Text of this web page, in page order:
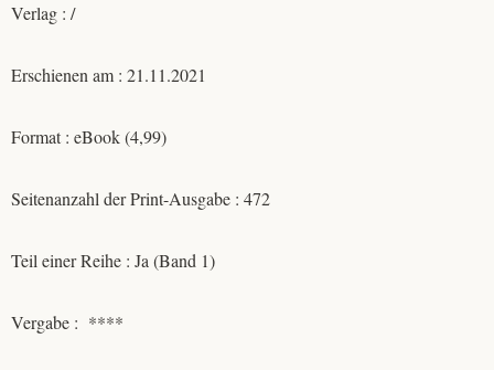
Verlag : /
Erschienen am : 21.11.2021
Format : eBook (4,99)
Seitenanzahl der Print-Ausgabe : 472
Teil einer Reihe : Ja (Band 1)
Vergabe : ****